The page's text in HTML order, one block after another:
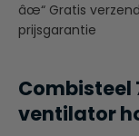
âœ“ Gratis
prijsgarantie
Combisteel
ventilator